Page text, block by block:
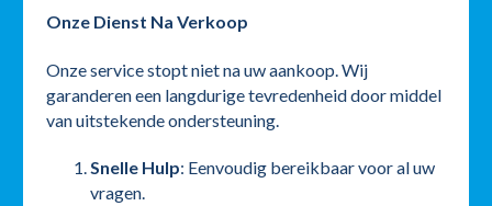
Onze Dienst Na Verkoop
Onze service stopt niet na uw aankoop. Wij
garanderen een langdurige tevredenheid door middel
van uitstekende ondersteuning.
Snelle Hulp: Eenvoudig bereikbaar voor al uw
vragen.